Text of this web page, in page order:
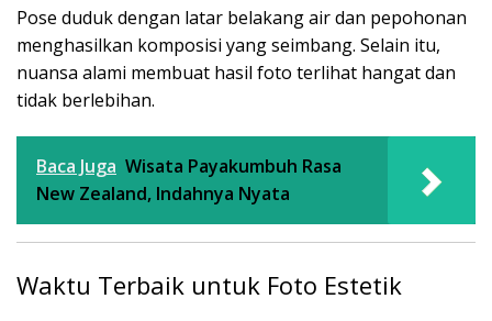
Pose duduk dengan latar belakang air dan pepohonan
menghasilkan komposisi yang seimbang. Selain itu,
nuansa alami membuat hasil foto terlihat hangat dan
tidak berlebihan.
Baca Juga Wisata Payakumbuh Rasa
New Zealand, Indahnya Nyata
Waktu Terbaik untuk Foto Estetik